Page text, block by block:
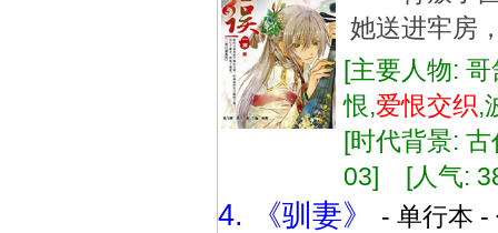
她送进牢
[主要人物:
恨,爱恨交织,
[时代背景:
03] [人气:
4. 《驯妻》
- 单行本